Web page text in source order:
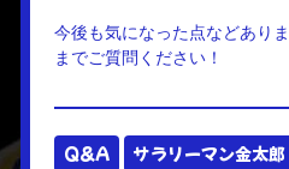
今後も気になった点などあり
までご質問ください！
Q&A サラリーマン金太郎